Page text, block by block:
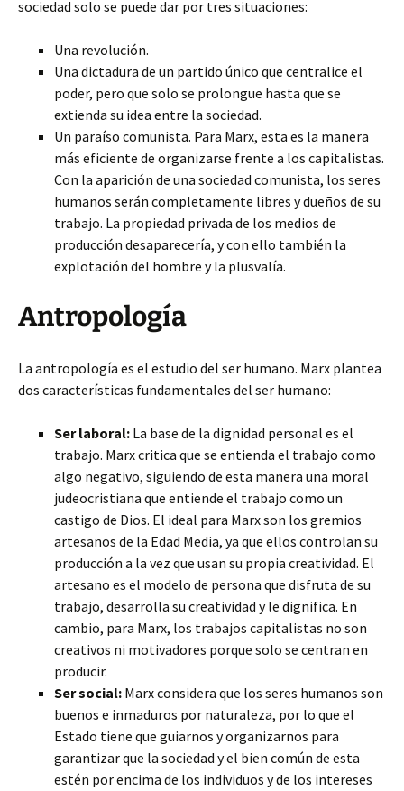
sociedad solo se puede dar por tres situaciones:
Una revolución.
Una dictadura de un partido único que centralice el
poder, pero que solo se prolongue hasta que se
extienda su idea entre la sociedad.
Un paraíso comunista. Para Marx, esta es la manera
más eficiente de organizarse frente a los capitalistas.
Con la aparición de una sociedad comunista, los seres
humanos serán completamente libres y dueños de su
trabajo. La propiedad privada de los medios de
producción desaparecería, y con ello también la
explotación del hombre y la plusvalía.
Antropología
La antropología es el estudio del ser humano. Marx plantea
dos características fundamentales del ser humano:
Ser laboral: La base de la dignidad personal es el
trabajo. Marx critica que se entienda el trabajo como
algo negativo, siguiendo de esta manera una moral
judeocristiana que entiende el trabajo como un
castigo de Dios. El ideal para Marx son los gremios
artesanos de la Edad Media, ya que ellos controlan su
producción a la vez que usan su propia creatividad. El
artesano es el modelo de persona que disfruta de su
trabajo, desarrolla su creatividad y le dignifica. En
cambio, para Marx, los trabajos capitalistas no son
creativos ni motivadores porque solo se centran en
producir.
Ser social: Marx considera que los seres humanos son
buenos e inmaduros por naturaleza, por lo que el
Estado tiene que guiarnos y organizarnos para
garantizar que la sociedad y el bien común de esta
estén por encima de los individuos y de los intereses